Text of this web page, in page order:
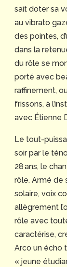
sait doter sa
au vibrato
des pointes,
dans la
du rôle se
porté avec
raffinement,
frissons, à
avec Étienne
Le tout-
soir par le
28 ans, le
rôle. Armé de
solaire, voix
allègrement
rôle avec
caractérise,
Arco un écho
« jeune